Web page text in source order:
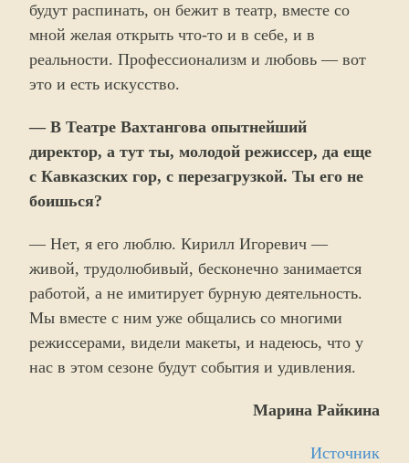
будут распинать, он бежит в театр, вместе со
мной желая открыть что-то и в себе, и в
реальности. Профессионализм и любовь — вот
это и есть искусство.
— В Театре Вахтангова опытнейший
директор, а тут ты, молодой режиссер, да еще
с Кавказских гор, с перезагрузкой. Ты его не
боишься?
— Нет, я его люблю. Кирилл Игоревич —
живой, трудолюбивый, бесконечно занимается
работой, а не имитирует бурную деятельность.
Мы вместе с ним уже общались со многими
режиссерами, видели макеты, и надеюсь, что у
нас в этом сезоне будут события и удивления.
Марина Райкина
Источник